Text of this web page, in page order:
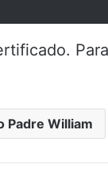
Padre William